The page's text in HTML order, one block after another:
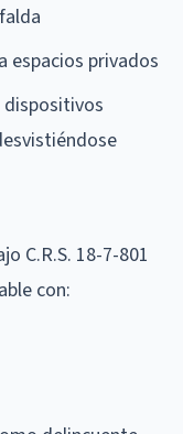
espacios privados
C.R.S. 18-7-801
con: